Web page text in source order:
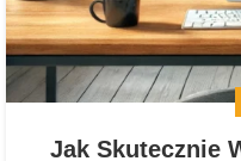
Jak Skutecznie